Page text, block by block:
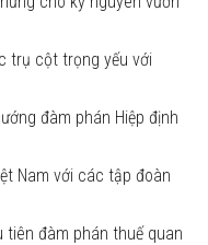
trụ cột trọng yếu với
đàm phán Hiệp định
Nam với các tập đoàn
tiên đàm phán thuế quan